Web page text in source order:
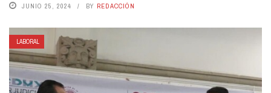
JUNIO 25, 2024 BY REDACCIÓN
LABORAL